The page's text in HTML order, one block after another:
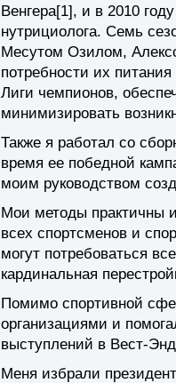
Венгера[1], и в 2010
нутрициолога. Семь
Месутом Озилом,
потребности их
Лиги чемпионов,
минимизировать
Также я работал со
время ее победной
моим руководством
Мои методы практичны
всех спортсменов и
могут потребоваться
кардинальная
Помимо спортивной
организациями и
выступлений в Вест-
Меня избрали